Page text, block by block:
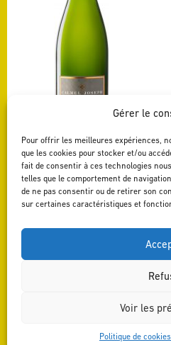
Gérer le
Pour offrir les meilleures expériences,
que les cookies pour stocker et/ou
fait de consentir à ces technologies
telles que le comportement de
de ne pas consentir ou de retirer son
sur certaines caractéristiques et
Voir les
Politique de cookies
CRÉMANT DE LIMOUX
BRUT
Voir ce vin